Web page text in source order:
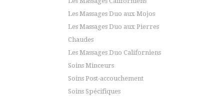
Les Massages Duo aux Mojos
Les Massages Duo aux Pierres
Chaudes
Les Massages Duo Californiens
Soins Minceurs
Soins Post-accouchement
Soins Spécifiques